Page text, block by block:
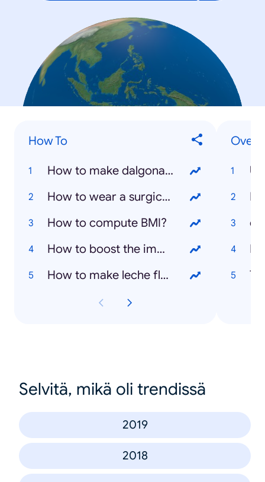
How To
How to make dalgona coffee?
How to wear a surgical mask?
How to compute BMI?
How to boost the immune system?
How to make leche flan?
Selvitä, mikä oli trendissä
2019
2018